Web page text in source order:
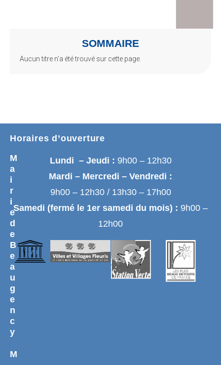
SOMMAIRE
Aucun titre n’a été trouvé sur cette page.
M
a
i
r
i
e
d
e
B
e
a
u
g
e
n
c
y
M
Horaires d’ouverture
Lundi – Jeudi : 9h00 – 12h30
Mardi – Mercredi – Vendredi :
9h00 – 12h30 / 13h30 – 17h00
Samedi (fermé le 1er samedi du mois) : 9h00 –
12h00